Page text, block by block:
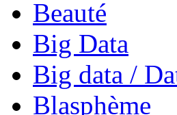
Beauté
Big Data
Big data /
Blasphème